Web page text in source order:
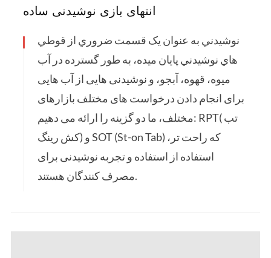
انتهای بازی نوشیدنی ساده
نوشيدني به عنوان يک قسمت ضروري از قوطي
هاي نوشيدني پايان ميده، به طور گسترده در آب
ميوه، قهوه، آبجو، و نوشیدنی هایی از آب هایی
برای انجام دادن درخواست های مختلف بازارهای
مختلف، ما دو گزینه را ارائه می دهیم: RPT( تب
کش رینگ) و SOT (St-on Tab) که راحت تر،
استفاده از استفاده و تجربه نوشیدنی برای
مصرف کنندگان هستند.